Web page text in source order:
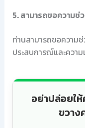
5. สามารถขอความช่
ท่านสามารถขอความ
ประสบการณ์และควา
อย่าปล่อยใ
ขวาง